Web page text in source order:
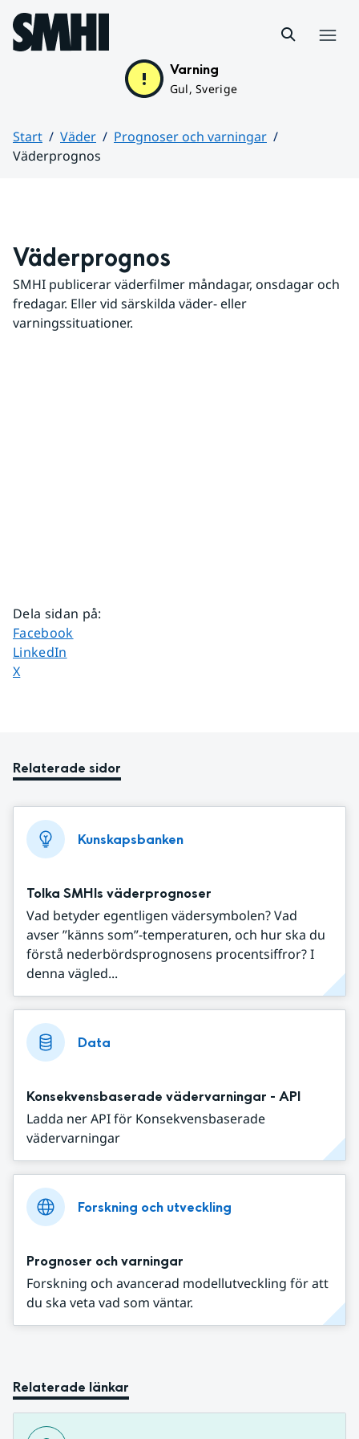
Hoppa till sidans innehåll
Varning
Gul, Sverige
Start Väder
Prognoser och varningar
Väderprognos
Väderprognos
SMHI publicerar väderfilmer måndagar, onsdagar och
fredagar. Eller vid särskilda väder- eller
varningssituationer.
Dela sidan på:
Dela sidan på
Facebook
Dela sidan på
LinkedIn
Dela sidan på
X
Relaterade sidor
Kunskapsbanken
Tolka SMHIs väderprognoser
Vad betyder egentligen vädersymbolen? Vad
avser ”känns som”-temperaturen, och hur ska du
förstå nederbördsprognosens procentsiffror? I
denna vägled...
Data
Konsekvensbaserade vädervarningar - API
Ladda ner API för Konsekvensbaserade
vädervarningar
Forskning och utveckling
Prognoser och varningar
Forskning och avancerad modellutveckling för att
du ska veta vad som väntar.
Relaterade länkar